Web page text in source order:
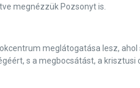
megnézzük Pozsonyt is.
meglátogatása lesz,
s a megbocsátást, a krisztusi